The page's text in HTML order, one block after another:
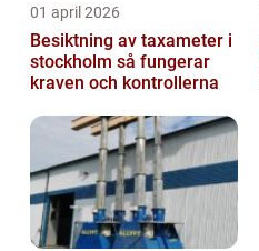
01 april 2026
Besiktning av taxameter i
stockholm så fungerar
kraven och kontrollerna